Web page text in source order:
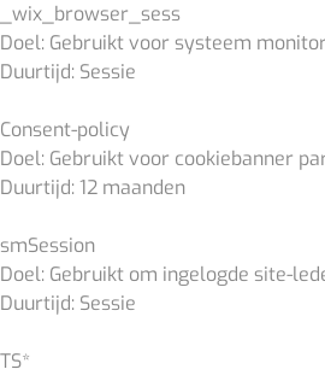
_wix_browser_sess
Doel: Gebruikt voor systeem
Duurtijd: Sessie
Consent-policy
Doel: Gebruikt voor cookiebanner
Duurtijd: 12 maanden
smSession
Doel: Gebruikt om ingelogde site-
Duurtijd: Sessie
TS*